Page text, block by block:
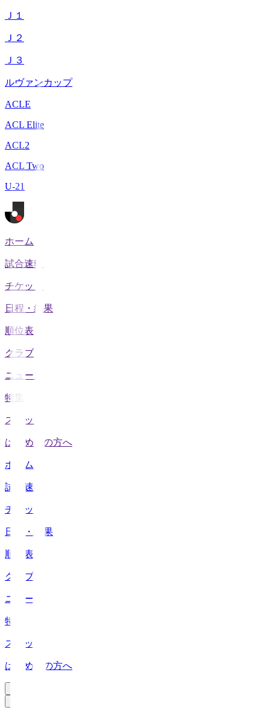
Ｊ１
Ｊ２
Ｊ３
ルヴァンカップ
ACLE
ACL Elite
ACL2
ACL Two
U-21
ホーム
試合速報
チケット
日程・結果
順位表
クラブ
ニュース
特集
スタッツ
はじめての方へ
ホーム
試合速報
チケット
日程・結果
順位表
クラブ
ニュース
特集
スタッツ
はじめての方へ